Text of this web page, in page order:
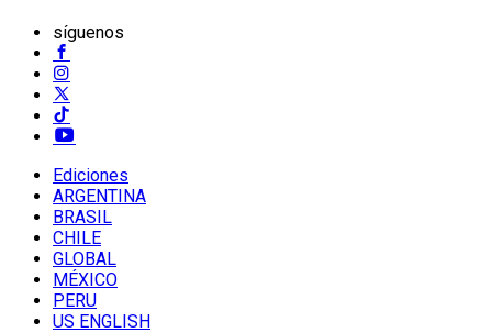
síguenos
Ediciones
ARGENTINA
BRASIL
CHILE
GLOBAL
MÉXICO
PERU
US ENGLISH